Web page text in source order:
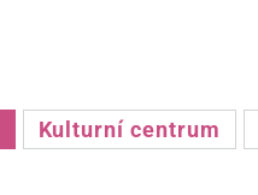
Kulturní centrum